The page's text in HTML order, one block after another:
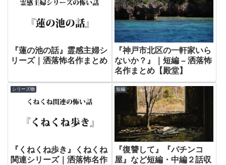
『蓮の池の話』霊感主婦シ
リーズ｜洒落怖名作まとめ
『神戸市北区の一軒家いら
ないか？』｜短編 – 洒落怖
名作まとめ【殿堂】
シリーズ物
『くねくね歩き』くねくね
関連シリーズ｜洒落怖名作
短編
『復讐して』『パチンコ
屋』など短編・中編２話収